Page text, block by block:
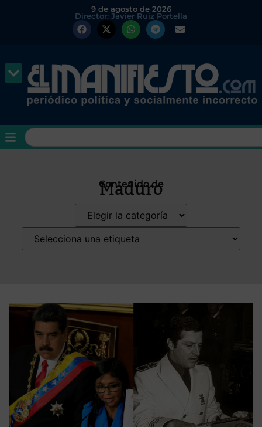
9 de agosto de 2026
Director: Javier Ruiz Portella
Contenido de
Maduro